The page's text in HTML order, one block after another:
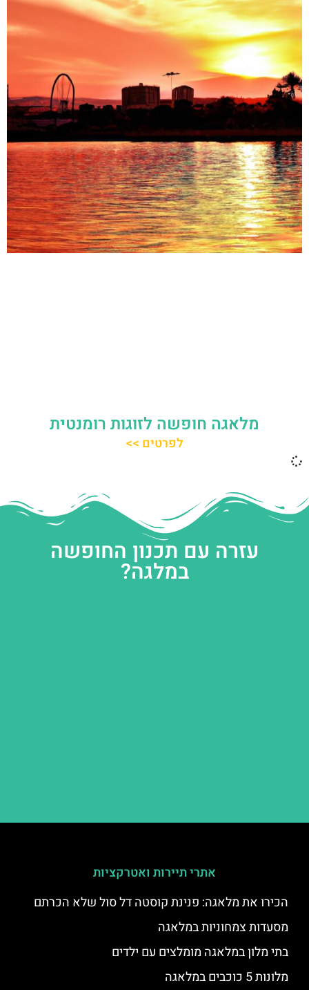
מלאגה חופשה לזוגות רומנטית
לפרטים >>
עזרה עם תכנון החופשה
במלגה?
אתרי תיירות ואטרקציות
הכירו את מלאגה: פנינת קוסטה דל סול שלא הכרתם
מסעדות צמחוניות במלאגה
בתי מלון במלאגה מומלצים עם ילדים
מלונות 5 כוכבים במלאגה